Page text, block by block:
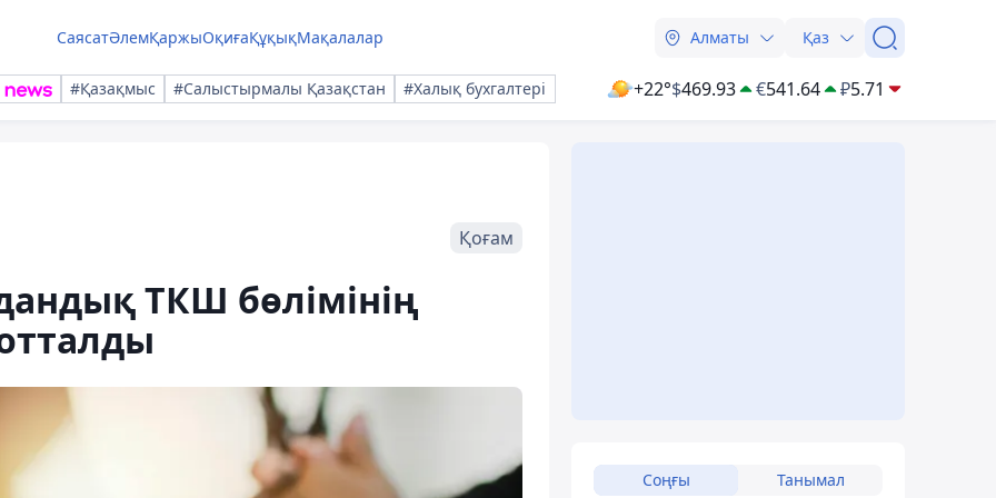
СаясатӘлемҚаржыОқиғаҚұқықМақалалар Алматы Қаз
#Қазақмыс #Салыстырмалы Қазақстан #Халық бухгалтері +22°$469.93 €541.64 ₽5.71
Қоғам
ТКШ бөлімінің
Соңғы Танымал